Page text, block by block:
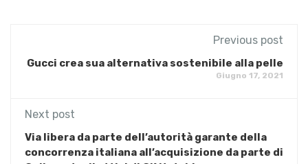
Previous post
Gucci crea sua alternativa sostenibile alla pelle
Giugno 17, 2021
Next post
Via libera da parte dell’autorità garante della
concorrenza italiana all’acquisizione da parte di